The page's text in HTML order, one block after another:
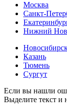
Москва
Санкт-
Нижний
Казань
Тюмень
Сургут
Если вы нашли
Выделите текст и